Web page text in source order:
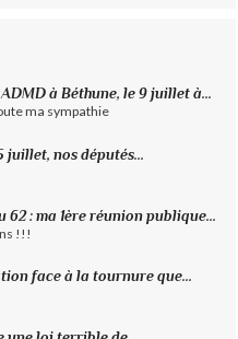
à Béthune, le 9 juillet à...
ma sympathie
juillet, nos députés...
62 : ma 1ère réunion publique...
!!!
face à la tournure que...